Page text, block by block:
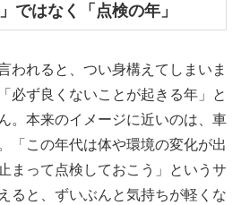
ではなく「点検の年」
われると、つい身構えてしまいま
必ず良くないことが起きる年」と
。本来のイメージに近いのは、車
「この年代は体や環境の変化が出
まって点検しておこう」というサ
ると、ずいぶんと気持ちが軽くな